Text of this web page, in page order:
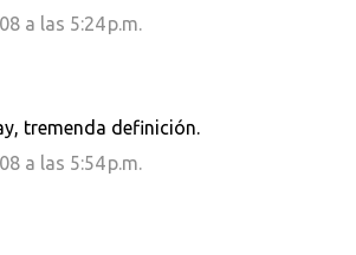
a las 5:24 p.m.
tremenda definición.
a las 5:54 p.m.